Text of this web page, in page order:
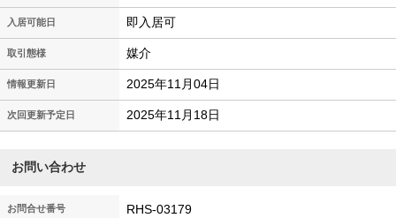
入居可能日 即入居可
取引態様 媒介
情報更新日 2025年11月04日
次回更新予定日 2025年11月18日
お問い合わせ
お問合せ番号 RHS-03179